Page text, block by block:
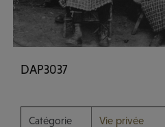
DAP3037
Catégorie Vie privée